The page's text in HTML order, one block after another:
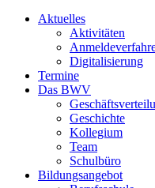
Aktuelles
Aktivitäten
Digitalisierung
Termine
Das BWV
Geschichte
Kollegium
Team
Schulbüro
Bildungsangebot